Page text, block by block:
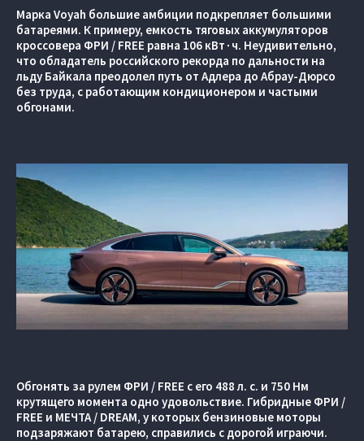
Марка Voyah большие амбиции подкрепляет большими
батареями. К примеру, емкость тяговых аккумуляторов
кроссовера ФРИ / FREE равна 106 кВт∙ч. Неудивительно,
что обладатель российского рекорда по дальности на
льду Байкала преодолел путь от Адлера до Абрау-Дюрсо
без труда, с работающим кондиционером и частыми
обгонами.
Обгонять за рулем ФРИ / FREE c его 488 л. с. и 750 Нм
крутящего момента одно удовольствие. Гибридные ФРИ /
FREE и МЕЧТА / DREAM, у которых бензиновые моторы
подзаряжают батарею, справились с дорогой играючи.